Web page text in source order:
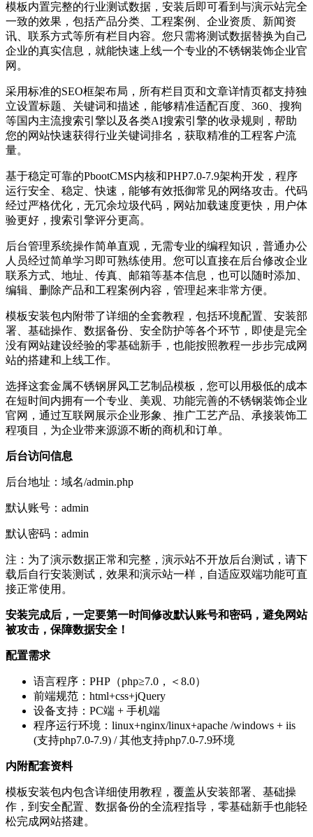
模板内置完整的行业测试数据，安装后即可看到与演示站完全
一致的效果，包括产品分类、工程案例、企业资质、新闻资
讯、联系方式等所有栏目内容。您只需将测试数据替换为自己
企业的真实信息，就能快速上线一个专业的不锈钢装饰企业官
网。
采用标准的SEO框架布局，所有栏目页和文章详情页都支持独
立设置标题、关键词和描述，能够精准适配百度、360、搜狗
等国内主流搜索引擎以及各类AI搜索引擎的收录规则，帮助
您的网站快速获得行业关键词排名，获取精准的工程客户流
量。
基于稳定可靠的PbootCMS内核和PHP7.0-7.9架构开发，程序
运行安全、稳定、快速，能够有效抵御常见的网络攻击。代码
经过严格优化，无冗余垃圾代码，网站加载速度更快，用户体
验更好，搜索引擎评分更高。
后台管理系统操作简单直观，无需专业的编程知识，普通办公
人员经过简单学习即可熟练使用。您可以直接在后台修改企业
联系方式、地址、传真、邮箱等基本信息，也可以随时添加、
编辑、删除产品和工程案例内容，管理起来非常方便。
模板安装包内附带了详细的全套教程，包括环境配置、安装部
署、基础操作、数据备份、安全防护等各个环节，即使是完全
没有网站建设经验的零基础新手，也能按照教程一步步完成网
站的搭建和上线工作。
选择这套金属不锈钢屏风工艺制品模板，您可以用极低的成本
在短时间内拥有一个专业、美观、功能完善的不锈钢装饰企业
官网，通过互联网展示企业形象、推广工艺产品、承接装饰工
程项目，为企业带来源源不断的商机和订单。
后台访问信息
后台地址：域名/admin.php
默认账号：admin
默认密码：admin
注：为了演示数据正常和完整，演示站不开放后台测试，请下
载后自行安装测试，效果和演示站一样，自适应双端功能可直
接正常使用。
安装完成后，一定要第一时间修改默认账号和密码，避免网站
被攻击，保障数据安全！
配置需求
语言程序：PHP（php≥7.0，＜8.0）
前端规范：html+css+jQuery
设备支持：PC端 + 手机端
程序运行环境：linux+nginx/linux+apache /windows + iis
(支持php7.0-7.9) / 其他支持php7.0-7.9环境
内附配套资料
模板安装包内包含详细使用教程，覆盖从安装部署、基础操
作，到安全配置、数据备份的全流程指导，零基础新手也能轻
松完成网站搭建。